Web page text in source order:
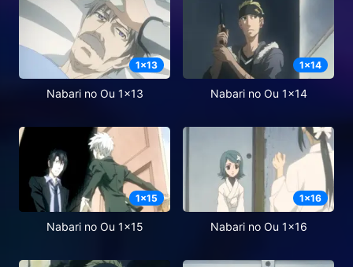
1x13
Nabari no Ou 1x13
1x14
Nabari no Ou 1x14
1x15
Nabari no Ou 1x15
1x16
Nabari no Ou 1x16